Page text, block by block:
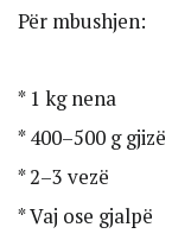
Për mbushjen:
* 1 kg nena
* 400–500 g gjizë
* 2–3 vezë
* Vaj ose gjalpë